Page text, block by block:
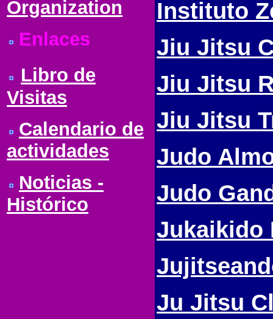
Organization
Enlaces
Libro de
Visitas
Calendario de
actividades
Noticias -
Histórico
Instituto
Jiu Jitsu
Jiu Jitsu
Jiu Jitsu
Judo
Judo
Jukaikido
Ju Jitsu